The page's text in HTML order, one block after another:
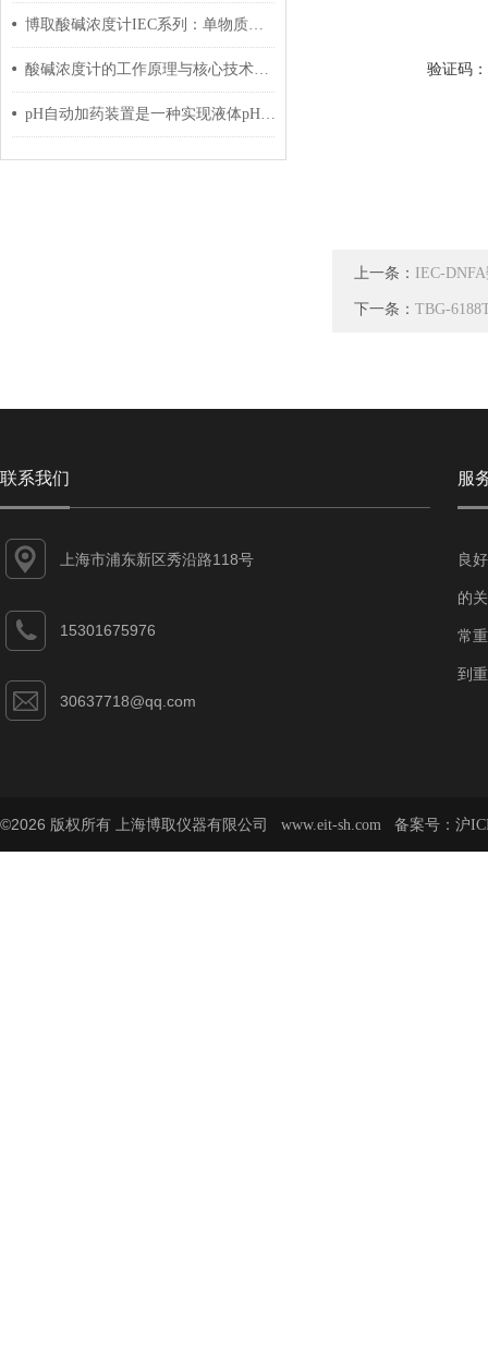
博取酸碱浓度计IEC系列：单物质测量如何保障化工工艺精准度？
酸碱浓度计的工作原理与核心技术解析
pH自动加药装置是一种实现液体pH值自动控制的重要设备
验证码：
上一条： IEC-
下一条： TBG-
联系我们
上海市浦东新区秀沿路118号
15301675976
30637718@qq.com
服
良
的
常
到
©2026 版权所有 上海博取仪器有限公司 www.eit-sh.com 备案号： 沪